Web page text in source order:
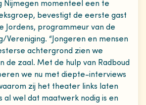
Nijmegen momenteel een te
bevestigt de eerste gast
Jordens, programmeur van de
Vereniging. “Jongeren en mensen
achtergrond zien we
de zaal. Met de hulp van Radboud
we nu met diepte-interviews
zij het theater links laten
al wel dat maatwerk nodig is en